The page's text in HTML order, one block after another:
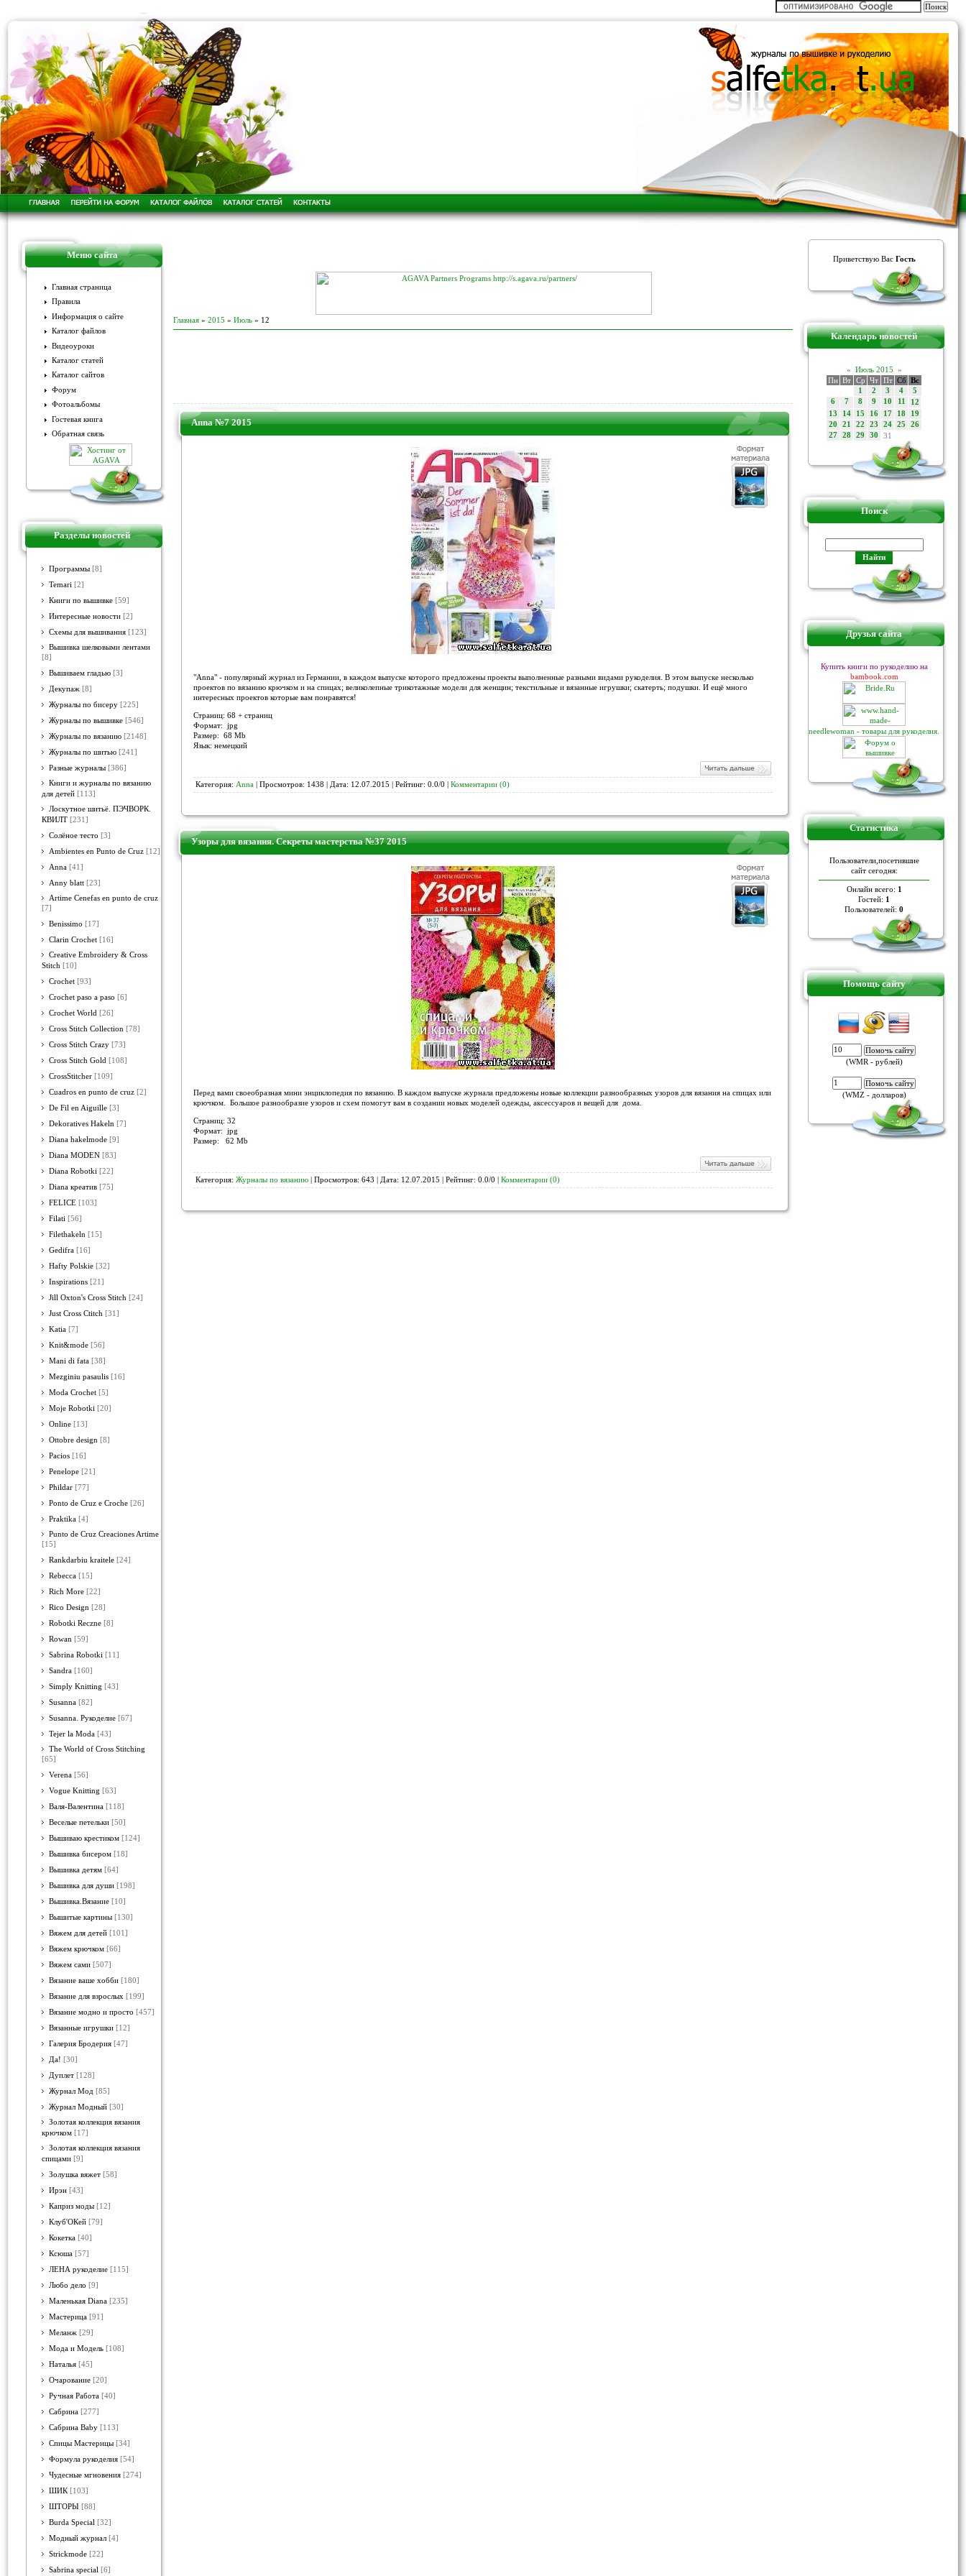
Меню сайта
Главная страница
Правила
Информация о сайте
Каталог файлов
Видеоуроки
Каталог статей
Каталог сайтов
Форум
Фотоальбомы
Гостевая книга
Обратная связь
Разделы новостей
Программы [8]
Temari [2]
Книги по вышивке [59]
Интересные новости [2]
Схемы для вышивания [123]
Вышивка шелковыми лентами
[8]
Вышиваем гладью [3]
Декупаж [8]
Журналы по бисеру [225]
Журналы по вышивке [546]
Журналы по вязанию [2148]
Журналы по шитью [241]
Разные журналы [386]
Книги и журналы по вязанию
для детей [113]
Лоскутное шитьё. ПЭЧВОРК.
КВИЛТ [231]
Солёное тесто [3]
Ambientes en Punto de Cruz [12]
Anna [41]
Anny blatt [23]
Artime Cenefas en punto de cruz
[7]
Benissimo [17]
Clarin Crochet [16]
Creative Embroidery & Cross
Stitch [10]
Crochet [93]
Crochet paso a paso [6]
Crochet World [26]
Cross Stitch Collection [78]
Cross Stitch Crazy [73]
Cross Stitch Gold [108]
CrossStitcher [109]
Cuadros en punto de cruz [2]
De Fil en Aiguille [3]
Dekoratives Hakeln [7]
Diana hakelmode [9]
Diana MODEN [83]
Diana Robotki [22]
Diana креатив [75]
FELICE [103]
Filati [56]
Filethakeln [15]
Gedifra [16]
Hafty Polskie [32]
Inspirations [21]
Jill Oxton's Cross Stitch [24]
Just Cross Ctitch [31]
Katia [7]
Knit&mode [56]
Mani di fata [38]
Mezginiu pasaulis [16]
Moda Crochet [5]
Moje Robotki [20]
Online [13]
Ottobre design [8]
Pacios [16]
Penelope [21]
Phildar [77]
Ponto de Cruz e Croche [26]
Praktika [4]
Punto de Cruz Creaciones Artime
[15]
Rankdarbiu kraitele [24]
Rebecca [15]
Rich More [22]
Rico Design [28]
Robotki Reczne [8]
Rowan [59]
Sabrina Robotki [11]
Sandra [160]
Simply Knitting [43]
Susanna [82]
Susanna. Рукоделие [67]
Tejer la Moda [43]
The World of Cross Stitching
[65]
Verena [56]
Vogue Knitting [63]
Валя-Валентина [118]
Веселые петельки [50]
Вышиваю крестиком [124]
Вышивка бисером [18]
Вышивка детям [64]
Вышивка для души [198]
Вышивка.Вязание [10]
Вышитые картины [130]
Вяжем для детей [101]
Вяжем крючком [66]
Вяжем сами [507]
Вязание ваше хобби [180]
Вязание для взрослых [199]
Вязание модно и просто [457]
Вязанные игрушки [12]
Галерия Бродерия [47]
Да! [30]
Дуплет [128]
Журнал Мод [85]
Журнал Модный [30]
Золотая коллекция вязания
крючком [17]
Золотая коллекция вязания
спицами [9]
Золушка вяжет [58]
Ирэн [43]
Каприз моды [12]
Клуб'ОКей [79]
Кокетка [40]
Ксюша [57]
ЛЕНА рукоделие [115]
Любо дело [9]
Маленькая Diana [235]
Мастерица [91]
Меланж [29]
Мода и Модель [108]
Наталья [45]
Очарование [20]
Ручная Работа [40]
Сабрина [277]
Сабрина Baby [113]
Спицы Мастерицы [34]
Формула рукоделия [54]
Чудесные мгновения [274]
ШИК [103]
ШТОРЫ [88]
Burda Special [32]
Модный журнал [4]
Strickmode [22]
Sabrina special [6]
Главная » 2015 » Июль » 12
Anna №7 2015
"Anna" - популярный журнал из Германии, в каждом выпуске которого предложены проекты выполненные разными видами рукоделия. В этом выпуске несколько
проектов по вязанию крючком и на спицах; великолепные трикотажные модели для женщин; текстильные и вязанные игрушки; скатерть; подушки. И ещё много
интересных проектов которые вам понравятся!
Страниц: 68 + страниц
Формат: jpg
Размер: 68 Mb
Язык: немецкий
Категория: Anna | Просмотров: 1438 | Дата: 12.07.2015 | Рейтинг: 0.0/0 | Комментарии (0)
Узоры для вязания. Секреты мастерства №37 2015
Перед вами своеобразная мини энциклопедия по вязанию. В каждом выпуске журнала предложены новые коллекции разнообразных узоров для вязания на спицах или
крючком. Большое разнообразие узоров и схем помогут вам в создании новых моделей одежды, аксессуаров и вещей для дома.
Страниц: 32
Формат: jpg
Размер: 62 Mb
Категория: Журналы по вязанию | Просмотров: 643 | Дата: 12.07.2015 | Рейтинг: 0.0/0 | Комментарии (0)
Приветствую Вас Гость
Календарь новостей
« Июль 2015 »
Пн Вт Ср Чт Пт Сб Вс
1 2 3 4
5
6
7 8 9 10 11
12
13
14 15 16 17 18
19
20
21 22 23 24 25
26
27
28 29 30 31
Поиск
Друзья сайта
Купить книги по рукоделию на
bambook.com
needlewoman - товары для рукоделия.
Статистика
Пoльзoвaтели,пoceтившие
caйт ceгoдня:
Онлайн всего: 1
Гостей: 1
Пользователей: 0
Помощь сайту
(WMR - рублей)
(WMZ - долларов)